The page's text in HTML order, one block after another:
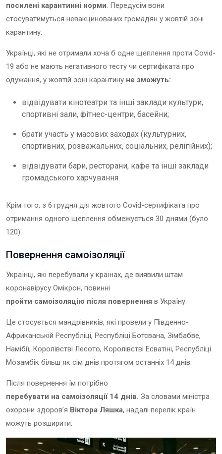
посилені карантинні норми. Передусім вони
стосуватимуться невакцинованих громадян у жовтій зоні
карантину.
Українці, які не отримали хоча б одне щеплення проти Covid-
19 або не мають негативного тесту чи сертифіката про
одужання, у жовтій зоні карантину не зможуть:
відвідувати кінотеатри та інші заклади культури,
спортивні зали, фітнес-центри, басейни;
брати участь у масових заходах (культурних,
спортивних, розважальних, соціальних, релігійних);
відвідувати бари, ресторани, кафе та інші заклади
громадського харчування.
Крім того, з 6 грудня дія жовтого Covid-сертифіката про
отримання одного щеплення обмежується 30 днями (було
120).
Повернення самоізоляції
Українці, які перебували у країнах, де виявили штам
коронавірусу Омікрон, повинні
пройти самоізоляцію після повернення в Україну.
Це стосується мандрівників, які провели у Південно-
Африканській Республіці, Республіці Ботсвана, Зімбабве,
Намібії, Королівстві Лесото, Королівстві Есватіні, Республіці
Мозамбік більш як сім днів протягом останніх 14 днів.
Після повернення їм потрібно
перебувати на самоізоляції 14 днів. За словами міністра
охорони здоров’я Віктора Ляшка, надалі перелік країн
можуть розширити.